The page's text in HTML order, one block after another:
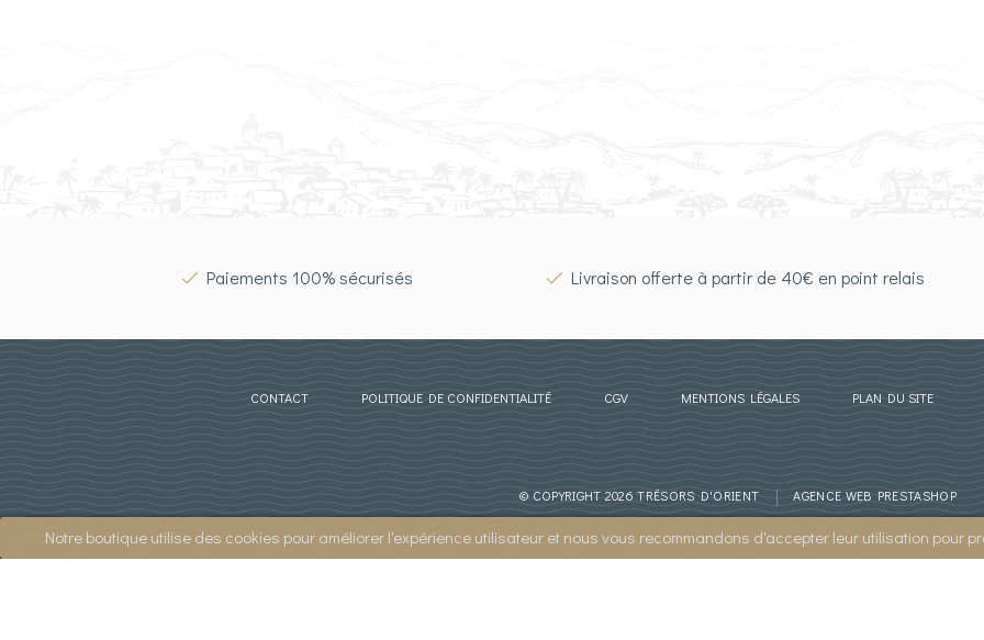
Notre boutique utilise des cookies pour améliorer l'expérience utilisateur et nous vous recommandons d'accepter leur utilisation pour
Paiements 100% sécurisés Livraison offerte à partir de 40€ en point relais
CONTACT POLITIQUE DE CONFIDENTIALITÉ CGV MENTIONS LÉGALES PLAN DU SITE
© COPYRIGHT 2026 TRÉSORS D'ORIENT AGENCE WEB PRESTASHOP